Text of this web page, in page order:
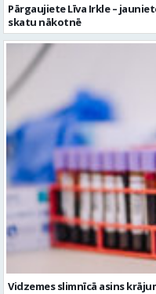
Pārgaujiete Līva Irkle –
skatu nākotnē
Vidzemes slimnīcā asins